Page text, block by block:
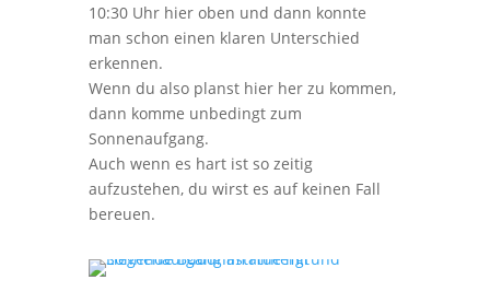
10:30 Uhr hier oben und dann konnte
man schon einen klaren Unterschied
erkennen.
Wenn du also planst hier her zu kommen,
dann komme unbedingt zum
Sonnenaufgang.
Auch wenn es hart ist so zeitig
aufzustehen, du wirst es auf keinen Fall
bereuen.